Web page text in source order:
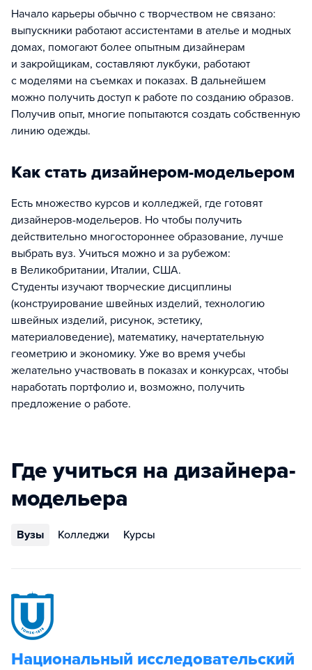
Начало карьеры обычно с творчеством не связано:
выпускники работают ассистентами в ателье и модных
домах, помогают более опытным дизайнерам
и закройщикам, составляют лукбуки, работают
с моделями на съемках и показах. В дальнейшем
можно получить доступ к работе по созданию образов.
Получив опыт, многие попытаются создать собственную
линию одежды.
Как стать дизайнером-модельером
Есть множество курсов и колледжей, где готовят
дизайнеров-модельеров. Но чтобы получить
действительно многостороннее образование, лучше
выбрать вуз. Учиться можно и за рубежом:
в Великобритании, Италии, США.
Студенты изучают творческие дисциплины
(конструирование швейных изделий, технологию
швейных изделий, рисунок, эстетику,
материаловедение), математику, начертательную
геометрию и экономику. Уже во время учебы
желательно участвовать в показах и конкурсах, чтобы
наработать портфолио и, возможно, получить
предложение о работе.
Где учиться на дизайнера-
модельера
Вузы Колледжи Курсы
Национальный исследовательский